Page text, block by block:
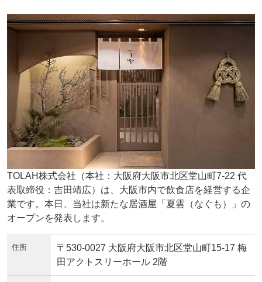
TOLAH株式会社（本社：大阪府大阪市北区堂山町7-22 代
表取締役：吉田靖広）は、大阪市内で飲食店を経営する企
業です。本日、当社は新たな居酒屋「夏雲（なぐも）」の
オープンを発表します。
住所
〒530-0027 大阪府大阪市北区堂山町15-17 梅
田アクトスリーホール 2階